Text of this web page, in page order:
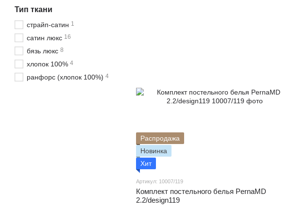
Распродажа
Новинка
Хит
Артикул: 10007/119
Комплект постельного белья PernaMD
2.2/design119
Тип ткани
страйп-сатин 1
сатин люкс 16
бязь люкс 8
хлопок 100% 4
ранфорс (хлопок 100%) 4